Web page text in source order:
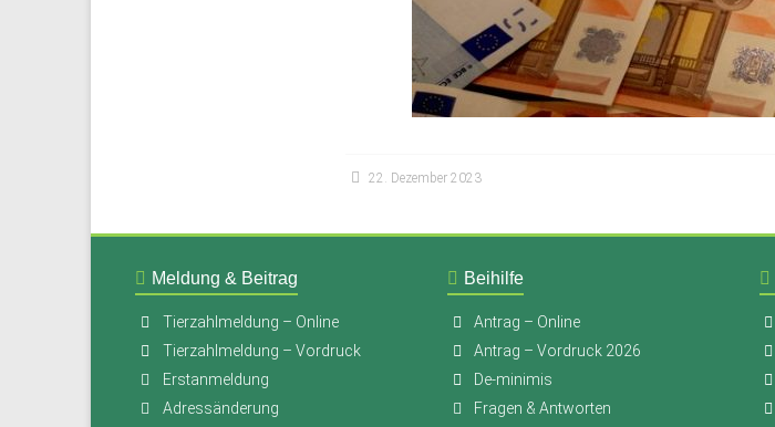
22. Dezember 2023
Meldung & Beitrag
Tierzahlmeldung – Online
Tierzahlmeldung – Vordruck
Erstanmeldung
Adressänderung
Beihilfe
Antrag – Online
Antrag – Vordruck 2026
De-minimis
Fragen & Antworten